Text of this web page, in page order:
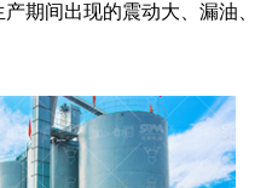
期间出现的震动大、漏油、